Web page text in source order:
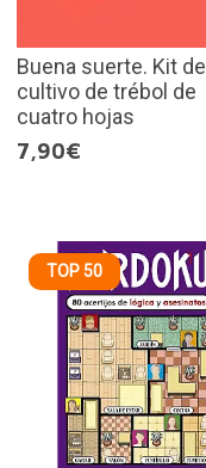
Buena suerte. Kit de
cultivo de trébol de
cuatro hojas
7,90€
TOP 50